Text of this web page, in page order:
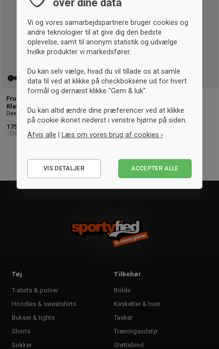
Fruit of the loom Vipers
Klassiske joggingbukser børn
Deep Navy
175,- kr.
116 128 140 152 164
Bukser
Sort & hvid
0/6 6/12 12/18
Tøj
T-shirts & poloer
Hoodies & sweatshirts
Bukser & tights
Shorts
Sokker
Tilbehør
Bolde
Kasketter & huer
Tasker
Træningsudstyr
Støttebind
over dine data
Vi og vores samarbejdspartnere bruger cookies og
andre teknologier til at give dig den bedste
oplevelse, samt til anonym statistik og udvælge
hvilke produkter vi markedsfører.
Du kan selv vælge, hvad du vil tillade os at samle
data til ved at klikke på checkboksene ud for hvert
formål og dernæst klikke "Gem & luk".
Du kan altid ændre dine præferencer ved at klikke
på cookie ikonet nederst i venstre hjørne på siden.
Afvis alle | Læs om vores brug af cookies ›
Statistiske
VIS DETALJER ACCEPTER ALLE